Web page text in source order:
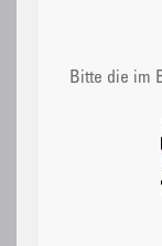
Bitte die im